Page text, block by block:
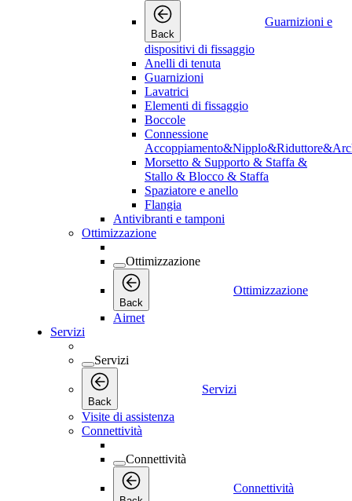
Back
Guarnizioni e
dispositivi di fissaggio
Anelli di tenuta
Guarnizioni
Lavatrici
Elementi di fissaggio
Boccole
Connessione
Morsetto & Supporto & Staffa &
Stallo & Blocco & Staffa
Spaziatore e anello
Flangia
Antivibranti e tamponi
Ottimizzazione
Ottimizzazione
Back
Ottimizzazione
Airnet
Servizi
Servizi
Back
Servizi
Visite di assistenza
Connettività
Connettività
Connettività